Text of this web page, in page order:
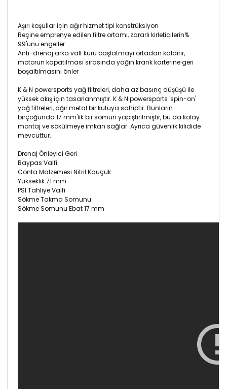
Aşırı koşullar için ağır hizmet tipi konstrüksiyon
Reçine emprenye edilen filtre ortamı, zararlı kirleticilerin%
99'unu engeller
Anti-drenaj arka valf kuru başlatmayı ortadan kaldırır,
motorun kapatılması sırasında yağın krank karterine geri
boşaltılmasını önler
K & N powersports yağ filtreleri, daha az basınç düşüşü ile
yüksek akış için tasarlanmıştır. K & N powersports 'spin-on'
yağ filtreleri, ağır metal bir kutuya sahiptir. Bunların
birçoğunda 17 mm'lik bir somun yapıştırılmıştır, bu da kolay
montaj ve sökülmeye imkan sağlar. Ayrıca güvenlik kilidide
mevcuttur.
Drenaj Önleyici Geri
Baypas Valfi
Conta Malzemesi Nitril Kauçuk
Yükseklik 71 mm
PSI Tahliye Valfi
Sökme Takma Somunu
Sökme Somunu Ebat 17 mm